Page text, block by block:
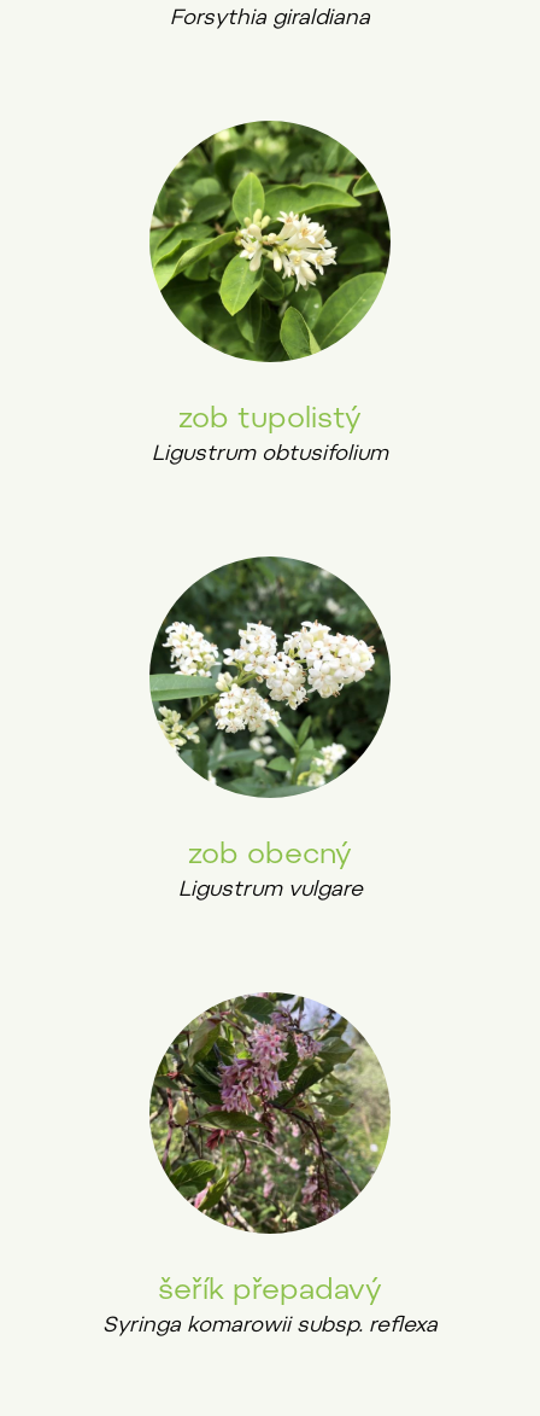
Forsythia giraldiana
zob tupolistý
Ligustrum obtusifolium
zob obecný
Ligustrum vulgare
šeřík přepadavý
Syringa komarowii subsp. reflexa